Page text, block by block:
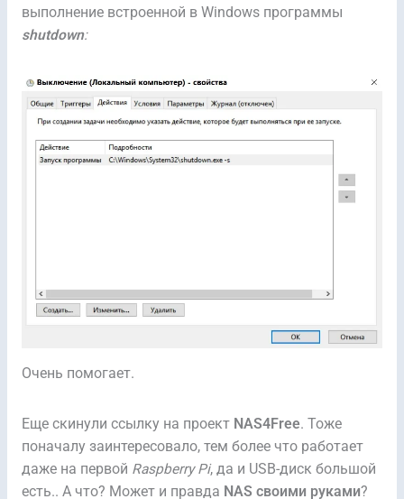
выполнение встроенной в Windows программы
shutdown:
Очень помогает.
Еще скинули ссылку на проект NAS4Free. Тоже
поначалу заинтересовало, тем более что работает
даже на первой Raspberry Pi, да и USB-диск большой
есть.. А что? Может и правда NAS своими руками?